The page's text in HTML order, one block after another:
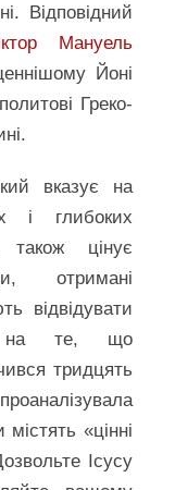
Відповідний
Мануель
Йоні
Греко-
вказує на
і глибоких
цінує
отримані
відвідувати
на те, що
тридцять
«цінні
Ісусу